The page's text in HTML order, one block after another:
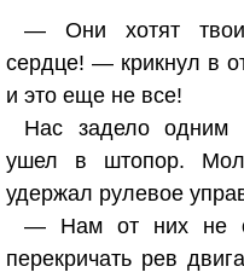
— Они хотят
сердце! — крикнул в
и это еще не все!
Нас задело одним
ушел в штопор.
удержал рулевое
— Нам от них не
перекричать рев